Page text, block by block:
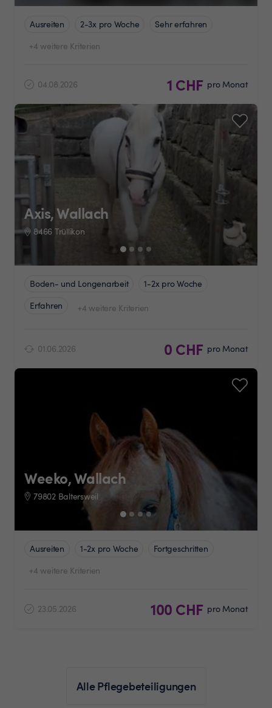
Ausreiten 2-3x pro Woche
Sehr erfahren
+4 weitere Kriterien
04.08.2026 1 CHF pro Monat
Axis, Wallach
8466 Trüllikon
Boden- und Longenarbeit
1-2x pro Woche
Erfahren
+4 weitere Kriterien
01.06.2026 0 CHF pro Monat
Weeko, Wallach
79802 Baltersweil
Ausreiten 1-2x pro Woche
Fortgeschritten
+4 weitere Kriterien
23.05.2026 100 CHF pro Monat
Alle Pflegebeteiligungen